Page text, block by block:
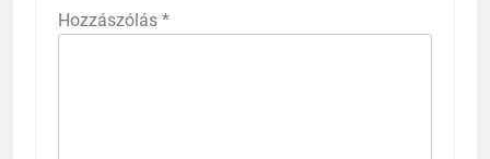
Hozzászólás *